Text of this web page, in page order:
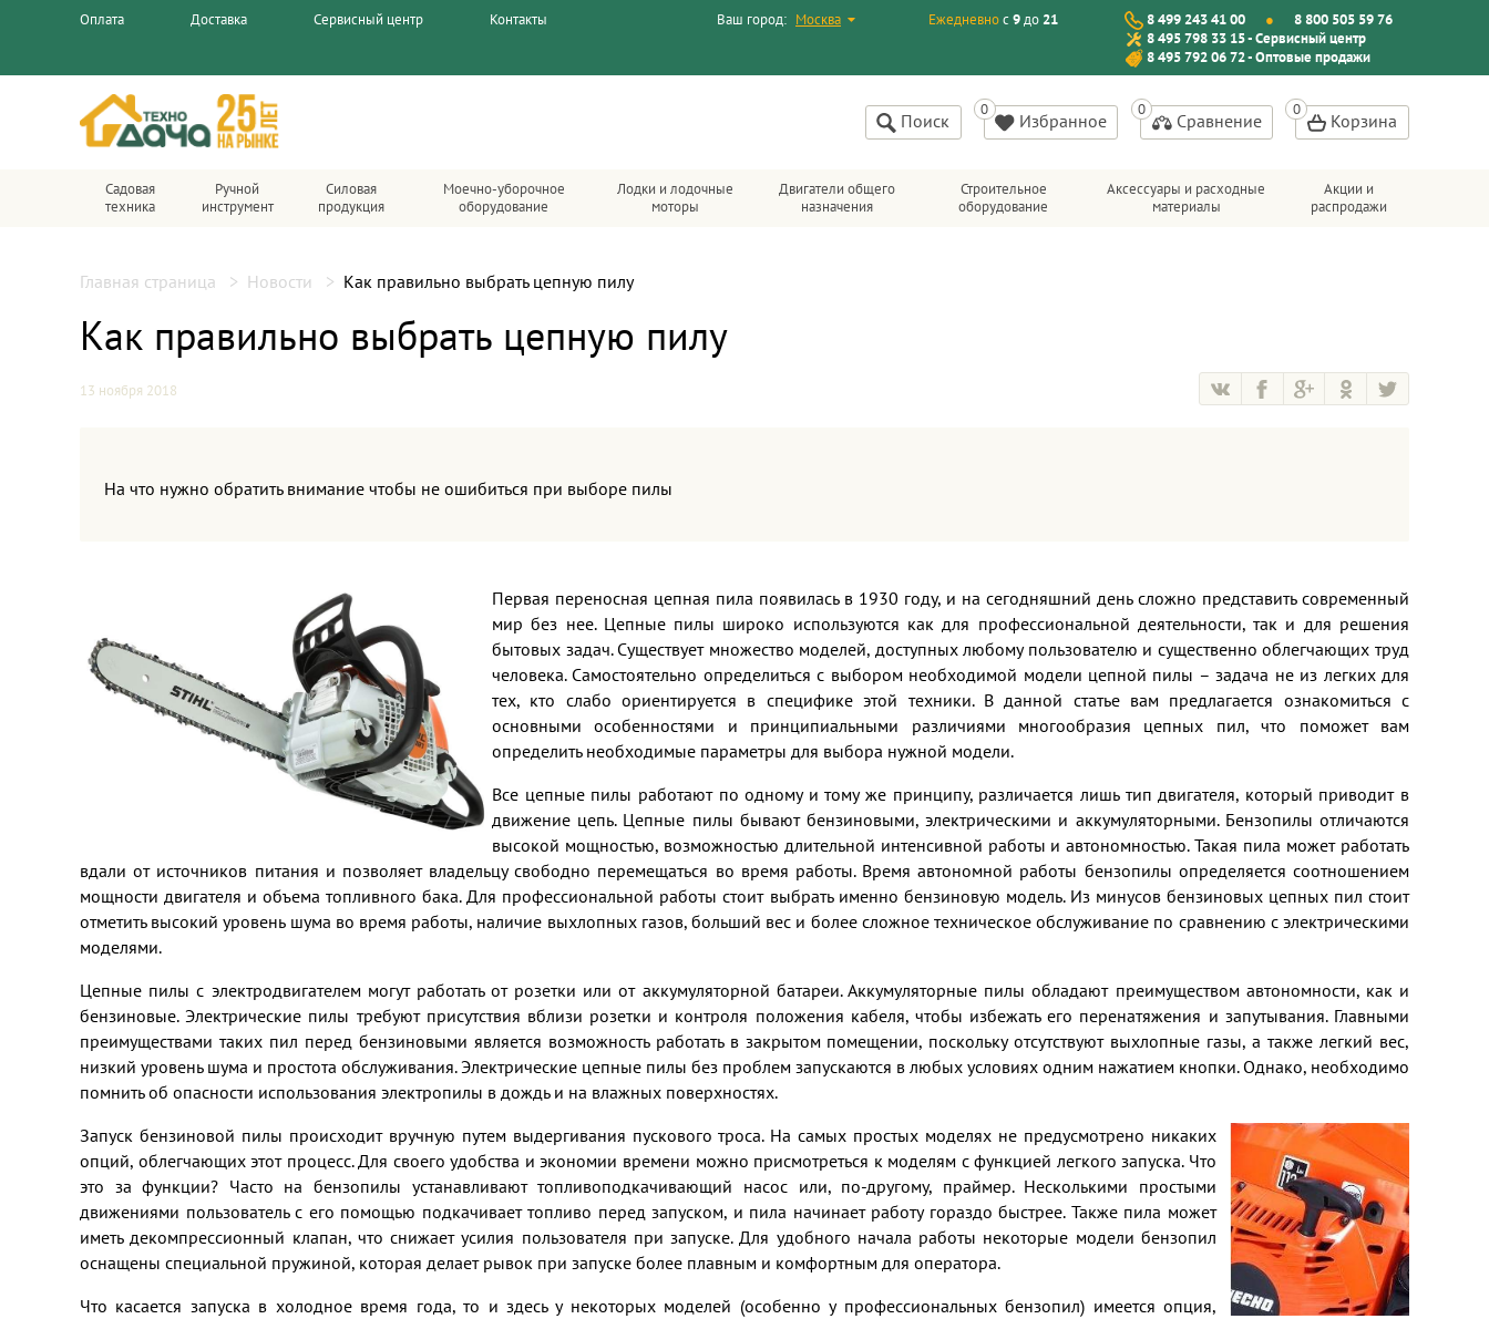
Оплата Доставка Сервисный центр Контакты Ваш город: Москва Ежедневнос9до 21 8 499 243 41 00
8 800 505 59 76
8 495 798 33 15 - Сервисный центр
8 495 792 06 72 - Оптовые продажи
Поиск Избранное Сравнение Корзина
Садовая
техника
Ручной
инструмент
Силовая
продукция
Моечно-уборочное
оборудование
Лодки и лодочные
моторы
Двигатели общего
назначения
Строительное
оборудование
Аксессуары и расходные
материалы
Акции и
распродажи
Главная страница Новости Как правильно выбрать цепную пилу
Как правильно выбрать цепную пилу
13 ноября 2018
На что нужно обратить внимание чтобы не ошибиться при выборе пилы
Первая переносная цепная пила появилась в 1930 году, и на сегодняшний день сложно представить современный
мир без нее. Цепные пилы широко используются как для профессиональной деятельности, так и для решения
бытовых задач. Существует множество моделей, доступных любому пользователю и существенно облегчающих труд
человека. Самостоятельно определиться с выбором необходимой модели цепной пилы – задача не из легких для
тех, кто слабо ориентируется в специфике этой техники. В данной статье вам предлагается ознакомиться с
основными особенностями и принципиальными различиями многообразия цепных пил, что поможет вам
определить необходимые параметры для выбора нужной модели.
Все цепные пилы работают по одному и тому же принципу, различается лишь тип двигателя, который приводит в
движение цепь. Цепные пилы бывают бензиновыми, электрическими и аккумуляторными. Бензопилы отличаются
высокой мощностью, возможностью длительной интенсивной работы и автономностью. Такая пила может работать
вдали от источников питания и позволяет владельцу свободно перемещаться во время работы. Время автономной работы бензопилы определяется соотношением
мощности двигателя и объема топливного бака. Для профессиональной работы стоит выбрать именно бензиновую модель. Из минусов бензиновых цепных пил стоит
отметить высокий уровень шума во время работы, наличие выхлопных газов, больший вес и более сложное техническое обслуживание по сравнению с электрическими
моделями.
Цепные пилы с электродвигателем могут работать от розетки или от аккумуляторной батареи. Аккумуляторные пилы обладают преимуществом автономности, как и
бензиновые. Электрические пилы требуют присутствия вблизи розетки и контроля положения кабеля, чтобы избежать его перенатяжения и запутывания. Главными
преимуществами таких пил перед бензиновыми является возможность работать в закрытом помещении, поскольку отсутствуют выхлопные газы, а также легкий вес,
низкий уровень шума и простота обслуживания. Электрические цепные пилы без проблем запускаются в любых условиях одним нажатием кнопки. Однако, необходимо
помнить об опасности использования электропилы в дождь и на влажных поверхностях.
Запуск бензиновой пилы происходит вручную путем выдергивания пускового троса. На самых простых моделях не предусмотрено никаких
опций, облегчающих этот процесс. Для своего удобства и экономии времени можно присмотреться к моделям с функцией легкого запуска. Что
это за функции? Часто на бензопилы устанавливают топливоподкачивающий насос или, по-другому, праймер. Несколькими простыми
движениями пользователь с его помощью подкачивает топливо перед запуском, и пила начинает работу гораздо быстрее. Также пила может
иметь декомпрессионный клапан, что снижает усилия пользователя при запуске. Для удобного начала работы некоторые модели бензопил
оснащены специальной пружиной, которая делает рывок при запуске более плавным и комфортным для оператора.
Что касается запуска в холодное время года, то и здесь у некоторых моделей (особенно у профессиональных бензопил) имеется опция,